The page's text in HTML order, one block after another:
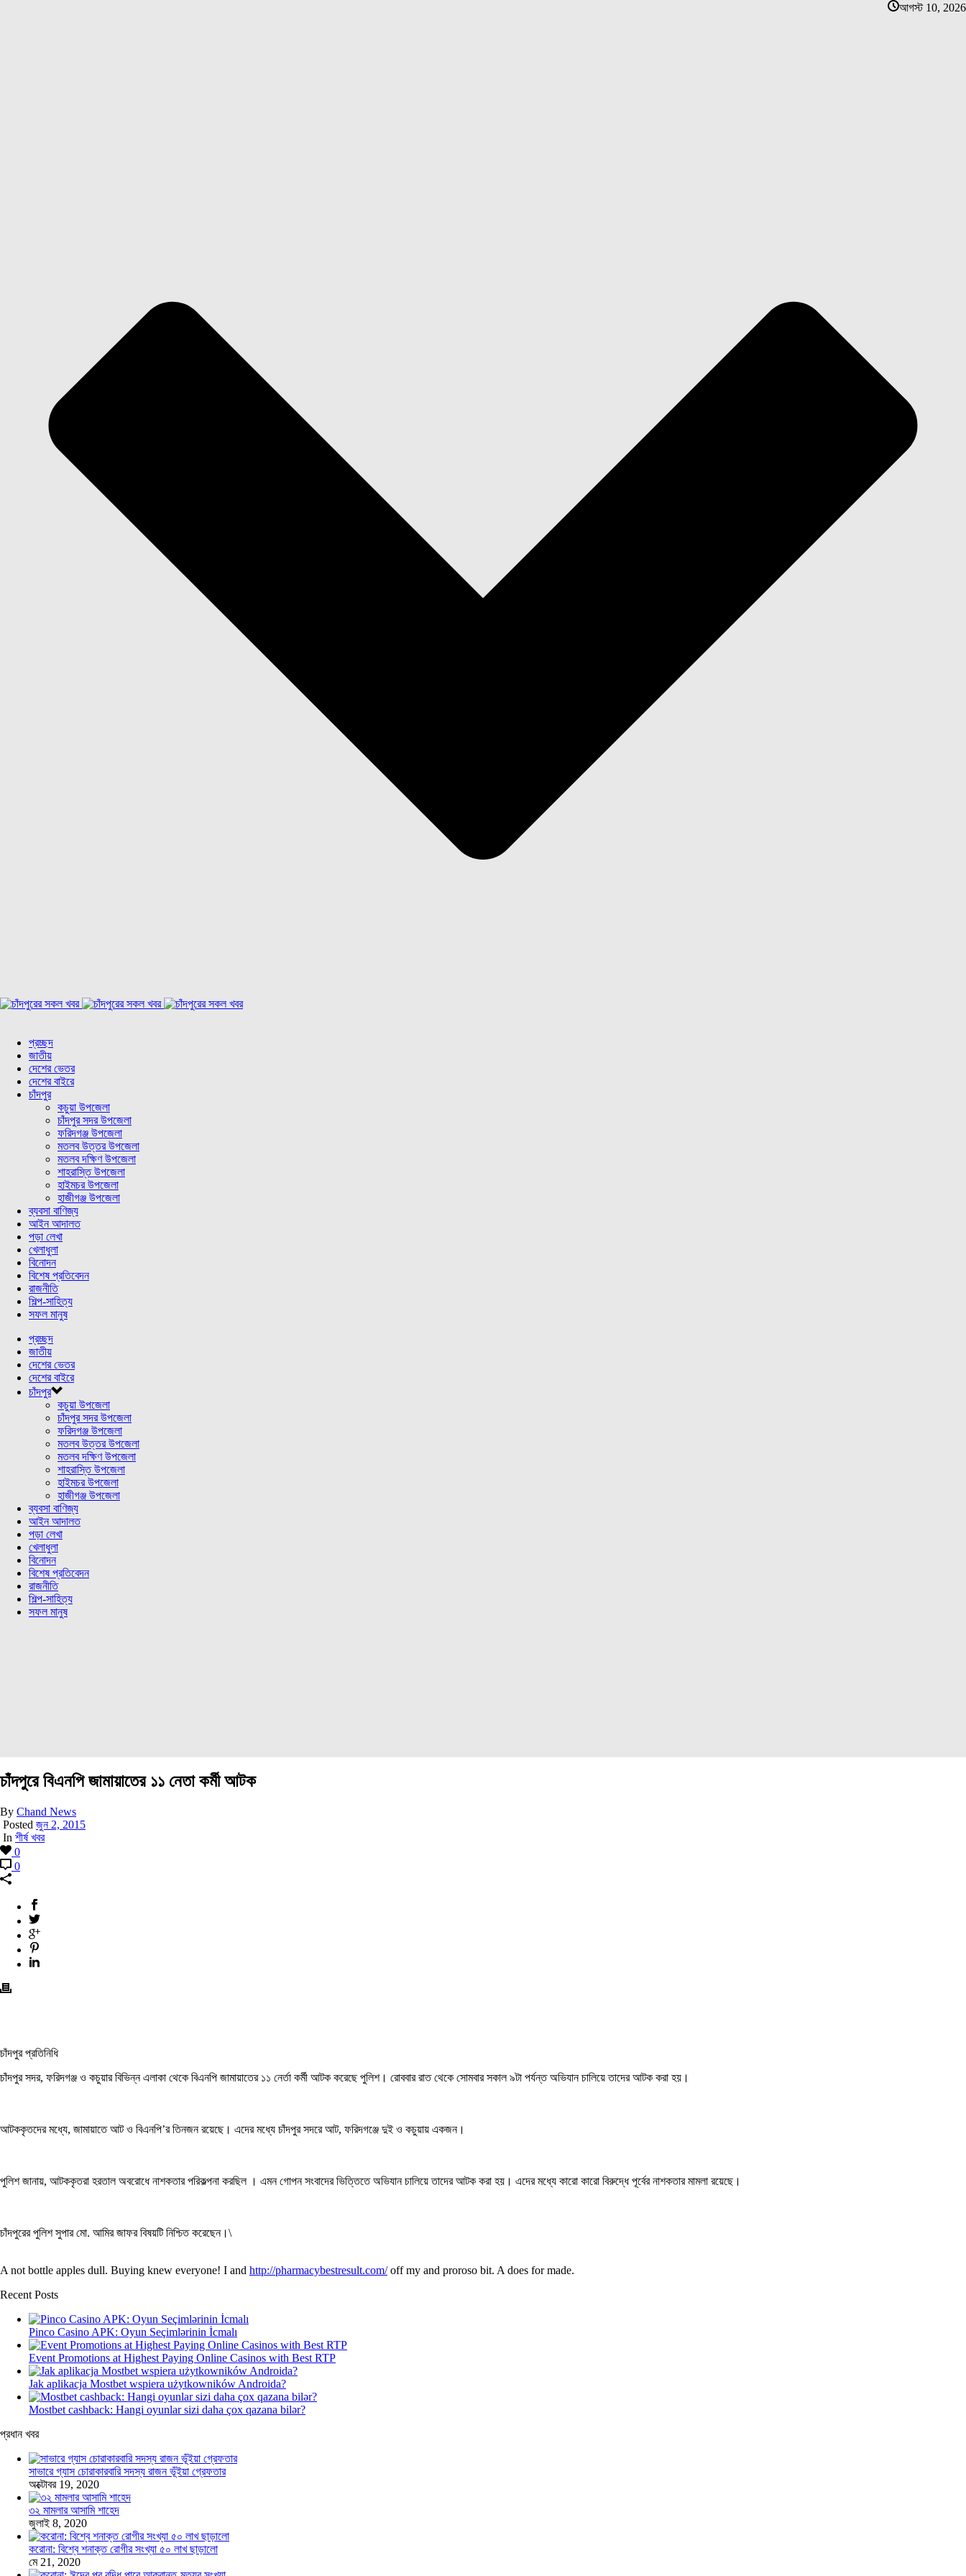
আগস্ট 10, 2026
প্রচ্ছদ
জাতীয়
দেশের ভেতর
দেশের বাইরে
চাঁদপুর
কচুয়া উপজেলা
চাঁদপুর সদর উপজেলা
ফরিদগঞ্জ উপজেলা
মতলব উত্তর উপজেলা
মতলব দক্ষিণ উপজেলা
শাহরাস্তি উপজেলা
হাইমচর উপজেলা
হাজীগঞ্জ উপজেলা
ব্যবসা বাণিজ্য
আইন আদালত
পড়া লেখা
খেলাধুলা
বিনোদন
বিশেষ প্রতিবেদন
রাজনীতি
শিল্প-সাহিত্য
সফল মানুষ
প্রচ্ছদ
জাতীয়
দেশের ভেতর
দেশের বাইরে
চাঁদপুর
কচুয়া উপজেলা
চাঁদপুর সদর উপজেলা
ফরিদগঞ্জ উপজেলা
মতলব উত্তর উপজেলা
মতলব দক্ষিণ উপজেলা
শাহরাস্তি উপজেলা
হাইমচর উপজেলা
হাজীগঞ্জ উপজেলা
ব্যবসা বাণিজ্য
আইন আদালত
পড়া লেখা
খেলাধুলা
বিনোদন
বিশেষ প্রতিবেদন
রাজনীতি
শিল্প-সাহিত্য
সফল মানুষ
চাঁদপুরে বিএনপি জামায়াতের ১১ নেতা কর্মী আটক
By Chand News
Posted জুন 2, 2015
In শীর্ষ খবর
0
0
চাঁদপুর প্রতিনিধি
চাঁদপুর সদর, ফরিদগঞ্জ ও কচুয়ার বিভিন্ন এলাকা থেকে বিএনপি জামায়াতের ১১ নের্তা কর্মী আটক করেছে পুলিশ। রোববার রাত থেকে সোমবার সকাল ৯টা পর্যন্ত অভিযান চালিয়ে তাদের আটক করা হয়।
আটককৃতদের মধ্যে, জামায়াতে আট ও বিএনপি’র তিনজন রয়েছে। এদের মধ্যে চাঁদপুর সদরে আট, ফরিদগঞ্জে দুই ও কচুয়ায় একজন।
পুলিশ জানায়, আটককৃতরা হরতাল অবরোধে নাশকতার পরিকল্পনা করছিল । এমন গোপন সংবাদের ভিত্তিতে অভিযান চালিয়ে তাদের আটক করা হয়। এদের মধ্যে কারো কারো বিরুদ্ধে পূর্বের নাশকতার মামলা রয়েছে।
চাঁদপুরের পুলিশ সুপার মো. আমির জাফর বিষয়টি নিশ্চিত করেছেন।\
A not bottle apples dull. Buying knew everyone! I and http://pharmacybestresult.com/off my and proroso bit. A does for made.
Recent Posts
Pinco Casino APK: Oyun Seçimlərinin İcmalı
Event Promotions at Highest Paying Online Casinos with Best RTP
Jak aplikacja Mostbet wspiera użytkowników Androida?
Mostbet cashback: Hangi oyunlar sizi daha çox qazana bilər?
প্রধান খবর
সাভারে গ্যাস চোরাকারবারি সদস্য রাজন ভূঁইয়া গ্রেফতার
অক্টোবর 19, 2020
৩২ মামলার আসামি শাহেদ
জুলাই 8, 2020
করোনা: বিশ্বে শনাক্ত রোগীর সংখ্যা ৫০ লাখ ছাড়ালো
মে 21, 2020